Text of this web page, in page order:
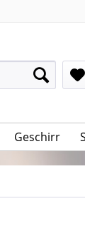
Geschirr